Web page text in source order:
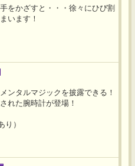
をかざすと・・・徐々にひび割
います！
ンタルマジックを披露できる！
れた腕時計が登場！
）